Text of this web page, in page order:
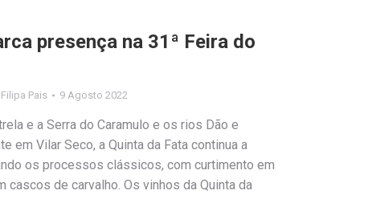
presença na 31ª Feira do
Filipa Pais 9 Agosto 2022
e a Serra do Caramulo e os rios Dão e
em Vilar Seco, a Quinta da Fata continua a
os processos clássicos, com curtimento em
cascos de carvalho. Os vinhos da Quinta da